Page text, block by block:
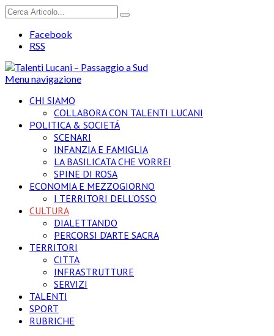
Facebook
RSS
Menu navigazione
CHI SIAMO
COLLABORA CON TALENTI LUCANI
POLITICA & SOCIETÁ
SCENARI
INFANZIA E FAMIGLIA
LA BASILICATA CHE VORREI
SPINE DI ROSA
ECONOMIA E MEZZOGIORNO
I TERRITORI DELL’OSSO
CULTURA
DIALETTANDO
PERCORSI D’ARTE SACRA
TERRITORI
CITTA
INFRASTRUTTURE
SERVIZI
TALENTI
SPORT
RUBRICHE